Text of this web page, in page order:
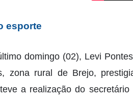
esporte
domingo (02), Levi
zona rural de Brejo,
a realização do